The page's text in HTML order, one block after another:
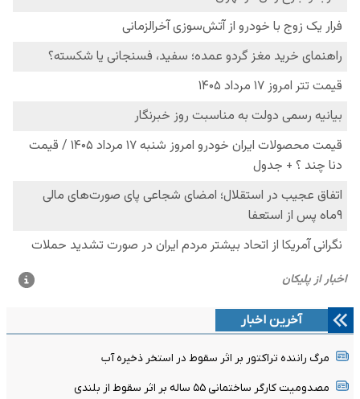
آخرین اخبار
مرگ راننده تراکتور بر اثر سقوط در استخر ذخیره آب
مصدومیت کارگر ساختمانی ۵۵ ساله بر اثر سقوط از بلندی